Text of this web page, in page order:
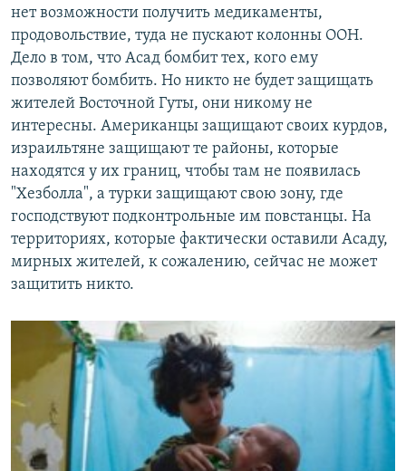
нет возможности получить медикаменты,
продовольствие, туда не пускают колонны ООН.
Дело в том, что Асад бомбит тех, кого ему
позволяют бомбить. Но никто не будет защищать
жителей Восточной Гуты, они никому не
интересны. Американцы защищают своих курдов,
израильтяне защищают те районы, которые
находятся у их границ, чтобы там не появилась
"Хезболла", а турки защищают свою зону, где
господствуют подконтрольные им повстанцы. На
территориях, которые фактически оставили Асаду,
мирных жителей, к сожалению, сейчас не может
защитить никто.